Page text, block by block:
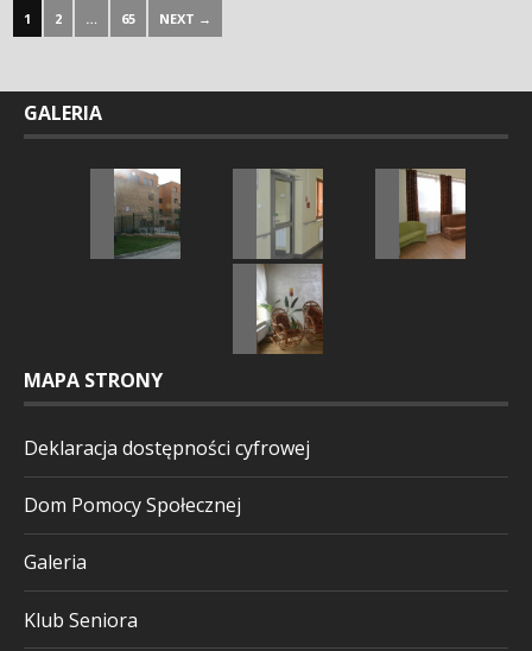
1 2 … 65 NEXT →
GALERIA
MAPA STRONY
Deklaracja dostępności cyfrowej
Dom Pomocy Społecznej
Galeria
Klub Seniora